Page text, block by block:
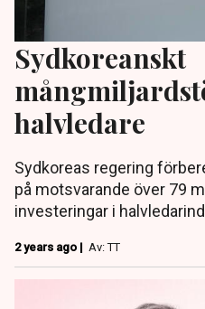
Sydkoreanskt
halvledare
Sydkoreas regering
på motsvarande över 79
investeringar i
2 years ago | Av: TT